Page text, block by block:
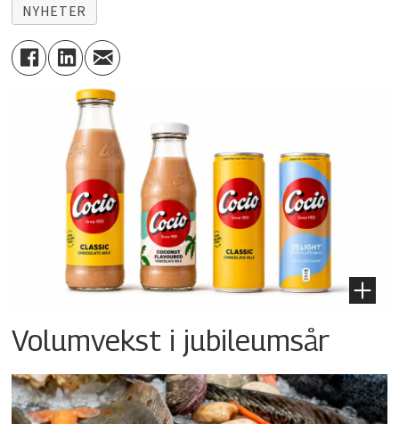
NYHETER
Volumvekst i jubileumsår